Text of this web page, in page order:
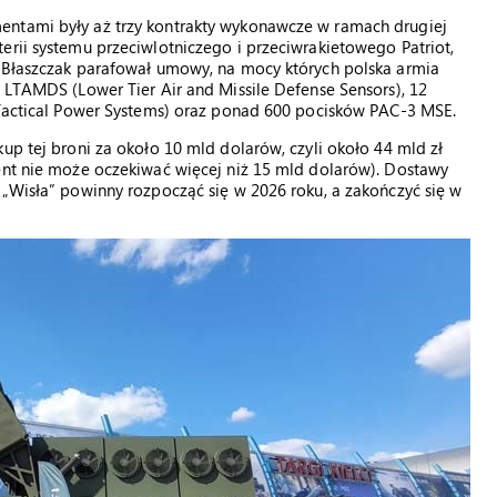
były aż trzy kontrakty wykonawcze w ramach drugiej
systemu przeciwlotniczego i przeciwrakietowego Patriot,
parafował umowy, na mocy których polska armia
(Lower Tier Air and Missile Defense Sensors), 12
Power Systems) oraz ponad 600 pocisków PAC-3 MSE.
tej broni za około 10 mld dolarów, czyli około 44 mld zł
nie może oczekiwać więcej niż 15 mld dolarów). Dostawy
powinny rozpocząć się w 2026 roku, a zakończyć się w